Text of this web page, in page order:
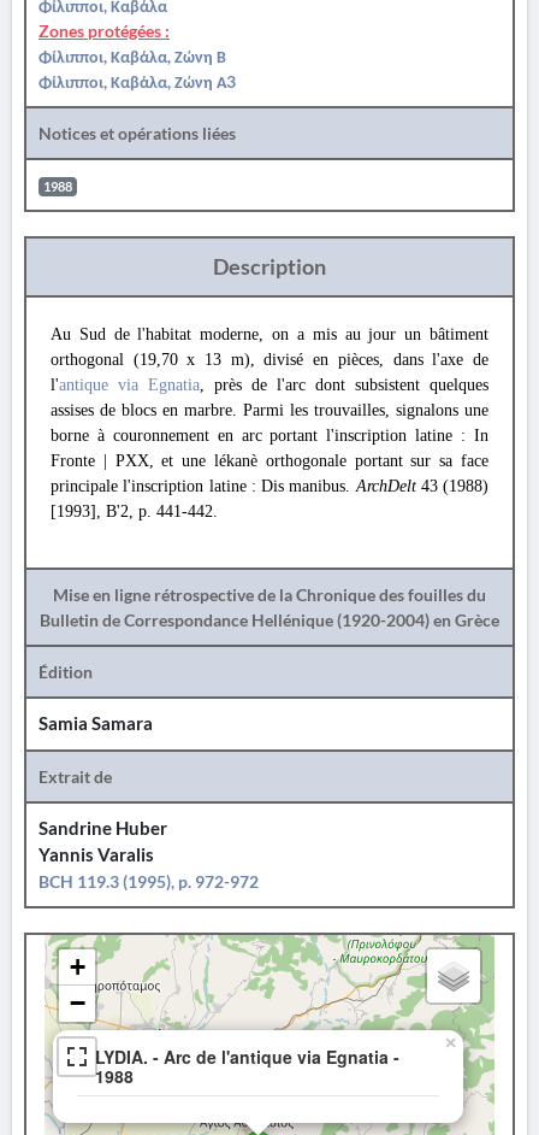
Φίλιπποι, Καβάλα
Zones protégées :
Φίλιπποι, Καβάλα, Ζώνη Β
Φίλιπποι, Καβάλα, Ζώνη Α3
Notices et opérations liées
1988
Description
Au Sud de l'habitat moderne, on a mis au jour un bâtiment
orthogonal (19,70 x 13 m), divisé en pièces, dans l'axe de
l'antique via Egnatia, près de l'arc dont subsistent quelques
assises de blocs en marbre. Parmi les trouvailles, signalons une
borne à couronnement en arc portant l'inscription latine : In
Fronte | PXX, et une lékanè orthogonale portant sur sa face
principale l'inscription latine : Dis manibus. ArchDelt 43 (1988)
[1993], B'2, p. 441-442.
Mise en ligne rétrospective de la Chronique des fouilles du
Bulletin de Correspondance Hellénique (1920-2004) en Grèce
Édition
Samia Samara
Extrait de
Sandrine Huber
Yannis Varalis
BCH 119.3 (1995), p. 972-972
LYDIA. - Arc de l'antique via Egnatia -
1988
×
+
−